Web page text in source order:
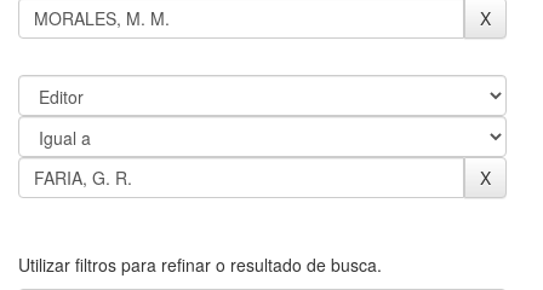
Utilizar filtros para refinar o resultado de busca.